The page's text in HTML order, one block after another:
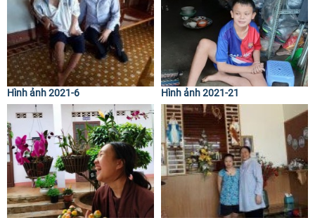
Hình ảnh 2021-6 Hình ảnh 2021-21